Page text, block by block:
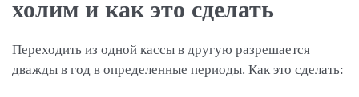
холим и как это сделать
Переходить из одной кассы в другую разрешается
дважды в год в определенные периоды. Как это сделать: